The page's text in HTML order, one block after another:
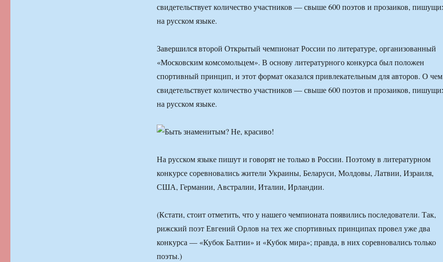
свидетельствует количество участников — свыше 600 поэтов и прозаиков,
на русском языке.
Завершился второй Открытый чемпионат России по литературе, организованный
«Московским комсомольцем». В основу литературного конкурса был положен
спортивный принцип, и этот формат оказался привлекательным для авторов. О чем
свидетельствует количество участников — свыше 600 поэтов и прозаиков,
на русском языке.
На русском языке пишут и говорят не только в России. Поэтому в литературном
конкурсе соревновались жители Украины, Беларуси, Молдовы, Латвии, Израиля,
США, Германии, Австралии, Италии, Ирландии.
(Кстати, стоит отметить, что у нашего чемпионата появились последователи. Так,
рижский поэт Евгений Орлов на тех же спортивных принципах провел уже два
конкурса — «Кубок Балтии» и «Кубок мира»; правда, в них соревновались только
поэты.)